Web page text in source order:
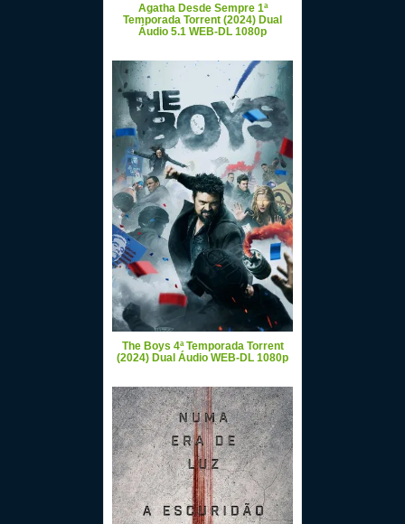
Agatha Desde Sempre 1ª
Temporada Torrent (2024) Dual
Áudio 5.1 WEB-DL 1080p
The Boys 4ª Temporada Torrent
(2024) Dual Áudio WEB-DL 1080p